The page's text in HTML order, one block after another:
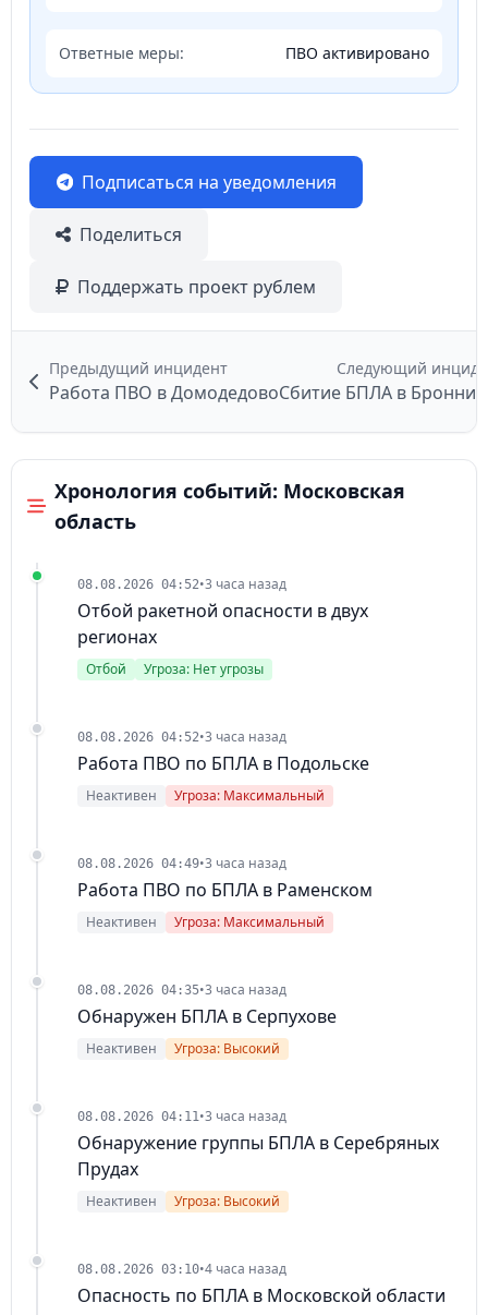
Ответные меры: ПВО активировано
Подписаться на уведомления
Поделиться
Поддержать проект рублем
Предыдущий инцидент
Работа ПВО в Домодедово
Следующий
Сбитие БПЛА в
Хронология событий: Московская
область
08.08.2026 04:52•3 часа назад
Отбой ракетной опасности в двух
регионах
Отбой Угроза: Нет угрозы
08.08.2026 04:52•3 часа назад
Работа ПВО по БПЛА в Подольске
Неактивен Угроза: Максимальный
08.08.2026 04:49•3 часа назад
Работа ПВО по БПЛА в Раменском
Неактивен Угроза: Максимальный
08.08.2026 04:35•3 часа назад
Обнаружен БПЛА в Серпухове
Неактивен Угроза: Высокий
08.08.2026 04:11•3 часа назад
Обнаружение группы БПЛА в Серебряных
Прудах
Неактивен Угроза: Высокий
08.08.2026 03:10•4 часа назад
Опасность по БПЛА в Московской области